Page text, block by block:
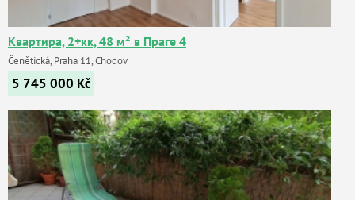
Квартира, 2+кк, 48 м² в Праге 4
Čenětická, Praha 11, Chodov
5 745 000 Kč